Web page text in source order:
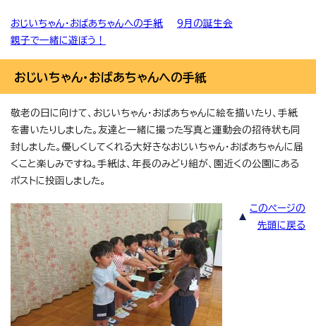
おじいちゃん・おばあちゃんへの手紙
9月の誕生会
親子で一緒に遊ぼう！
おじいちゃん・おばあちゃんへの手紙
敬老の日に向けて、おじいちゃん・おばあちゃんに絵を描いたり、手紙
を書いたりしました。友達と一緒に撮った写真と運動会の招待状も同
封しました。優しくしてくれる大好きなおじいちゃん・おばあちゃんに届
くこと楽しみですね。手紙は、年長のみどり組が、園近くの公園にある
ポストに投函しました。
このページの
先頭に戻る